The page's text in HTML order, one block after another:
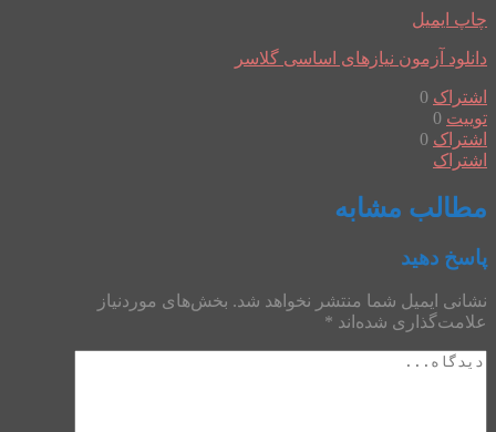
چاپ ایمیل
دانلود آزمون نیازهای اساسی گلاسر
اشتراک 0
توییت 0
اشتراک 0
اشتراک
مطالب مشابه
پاسخ دهید
نشانی ایمیل شما منتشر نخواهد شد. بخش‌های موردنیاز
علامت‌گذاری شده‌اند *